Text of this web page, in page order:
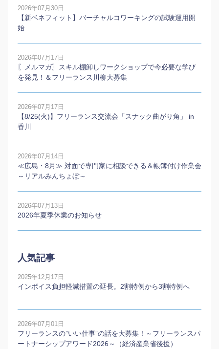
2026年07月30日
【新ベネフィット】バーチャルコワーキングの試験運用開
始
2026年07月17日
〖メルマガ〗スキル棚卸しワークショップで今必要な学び
を発見！＆フリーランス川柳大募集
2026年07月17日
【8/25(火)】フリーランス交流会「スナック曲がり角」 in
香川
2026年07月14日
≪広島・8月≫ 対面で専門家に相談できる＆帳簿付け作業会
～リアルみんちょぼ～
2026年07月13日
2026年夏季休業のお知らせ
人気記事
2025年12月17日
インボイス負担軽減措置の延長。2割特例から3割特例へ
2026年07月01日
フリーランスの”いい仕事”の話を大募集！～フリーランスパ
ートナーシップアワード2026～（経済産業省後援）